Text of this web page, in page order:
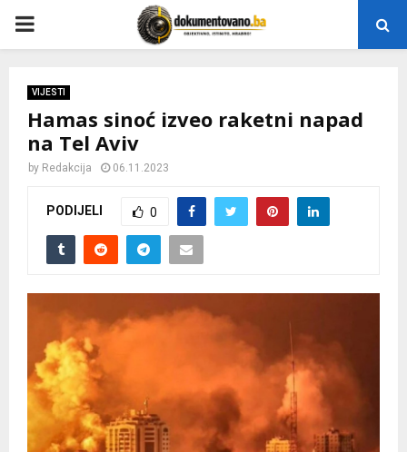
P
M
M
VIJESTI
Hamas sinoć izveo raketni napad
na Tel Aviv
by Redakcija 06.11.2023
PODIJELI 0